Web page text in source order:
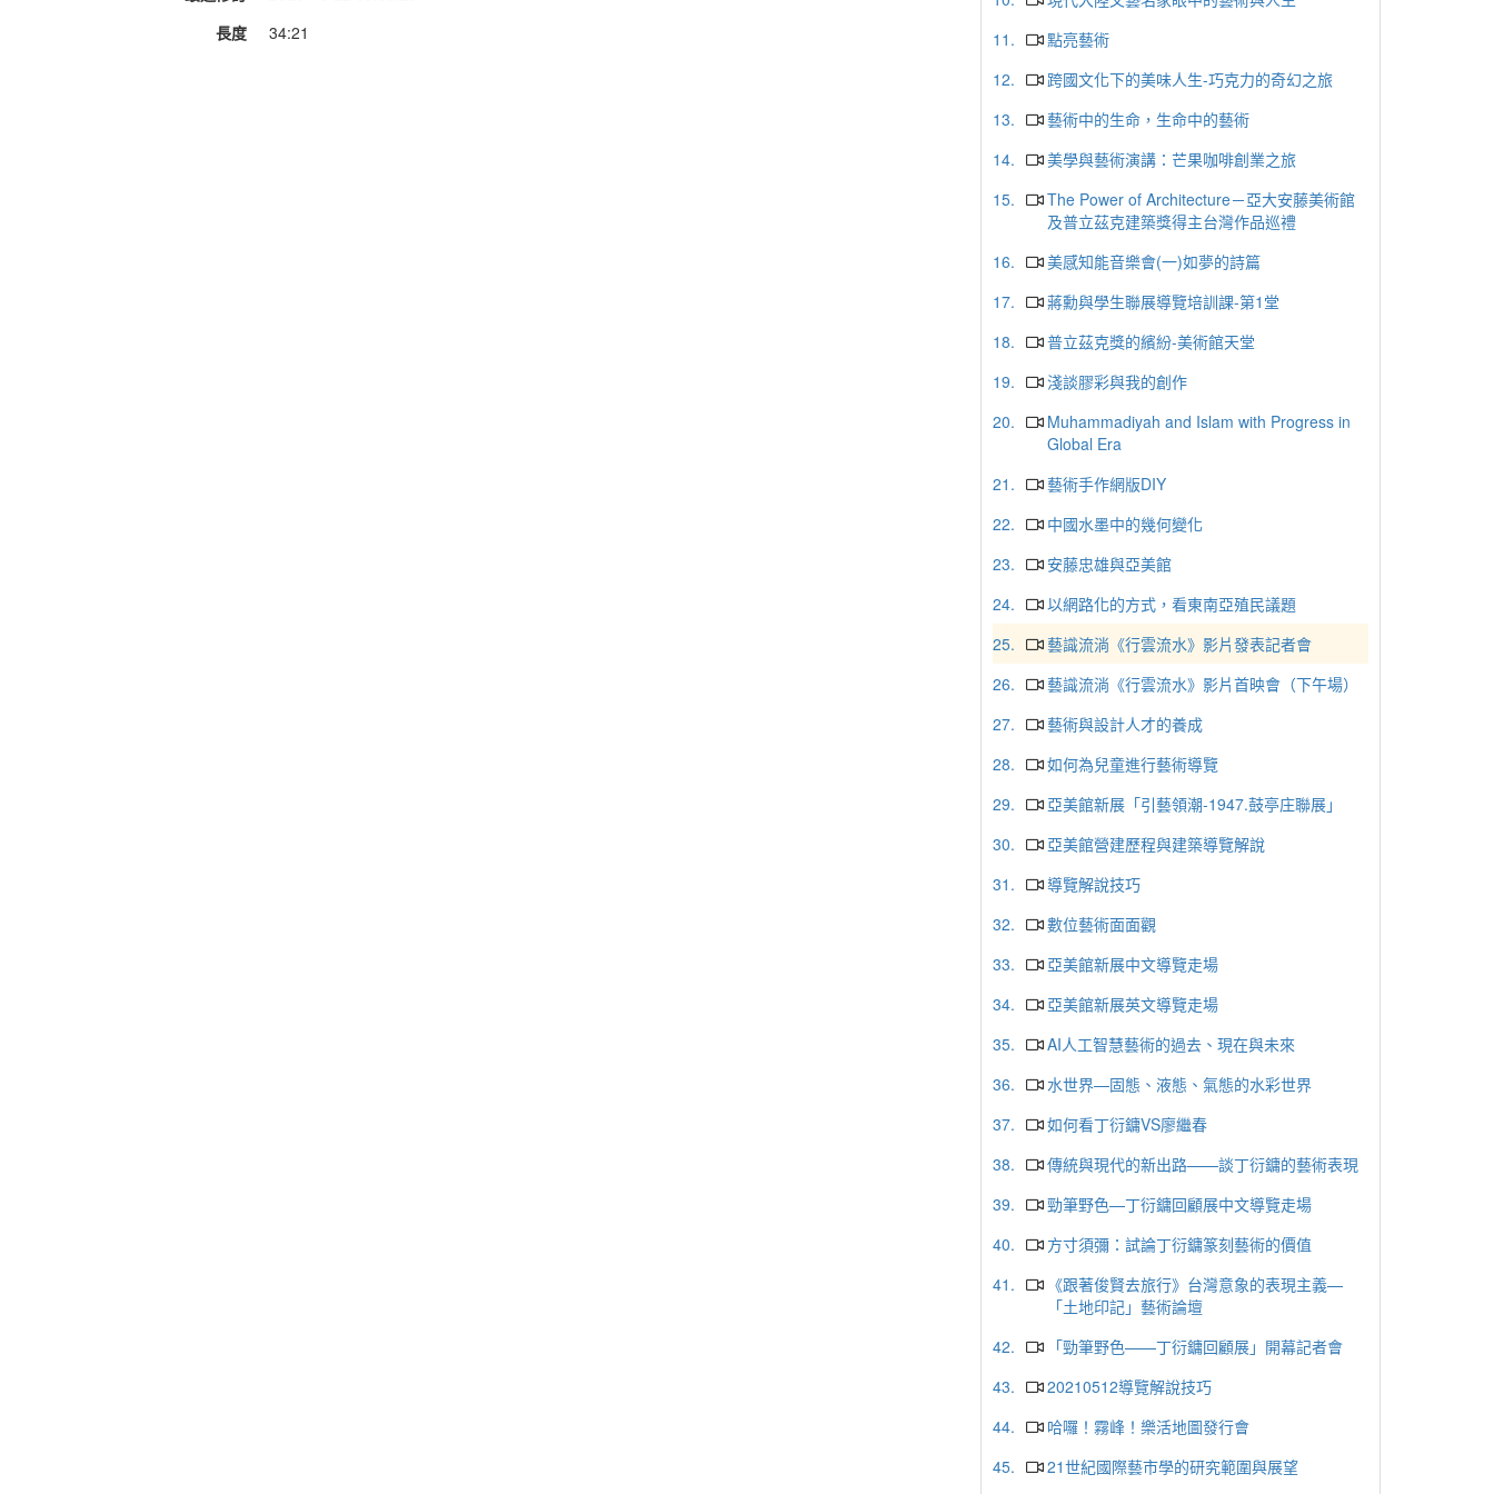
長度
34:21
11.
點亮藝術
12.
跨國文化下的美味人生-巧克力的奇幻之旅
13.
藝術中的生命，生命中的藝術
14.
美學與藝術演講：芒果咖啡創業之旅
15.
The Power of Architecture－亞大安藤美術館
及普立茲克建築獎得主台灣作品巡禮
16.
美感知能音樂會(一)如夢的詩篇
17.
蔣勳與學生聯展導覽培訓課-第1堂
18.
普立茲克獎的繽紛-美術館天堂
19.
淺談膠彩與我的創作
20.
Muhammadiyah and Islam with Progress in
Global Era
21.
藝術手作網版DIY
22.
中國水墨中的幾何變化
23.
安藤忠雄與亞美館
24.
以網路化的方式，看東南亞殖民議題
25.
藝識流淌《行雲流水》影片發表記者會
26.
藝識流淌《行雲流水》影片首映會（下午場）
27.
藝術與設計人才的養成
28.
如何為兒童進行藝術導覽
29.
亞美館新展「引藝領潮-1947.鼓亭庄聯展」
30.
亞美館營建歷程與建築導覽解說
31.
導覽解說技巧
32.
數位藝術面面觀
33.
亞美館新展中文導覽走場
34.
亞美館新展英文導覽走場
35.
AI人工智慧藝術的過去、現在與未來
36.
水世界—固態、液態、氣態的水彩世界
37.
如何看丁衍鏞VS廖繼春
38.
傳統與現代的新出路——談丁衍鏞的藝術表現
39.
勁筆野色—丁衍鏞回顧展中文導覽走場
40.
方寸須彌：試論丁衍鏞篆刻藝術的價值
41.
《跟著俊賢去旅行》台灣意象的表現主義—
「土地印記」藝術論壇
42.
「勁筆野色——丁衍鏞回顧展」開幕記者會
43.
20210512導覽解說技巧
44.
哈囉！霧峰！樂活地圖發行會
45.
21世紀國際藝市學的研究範圍與展望